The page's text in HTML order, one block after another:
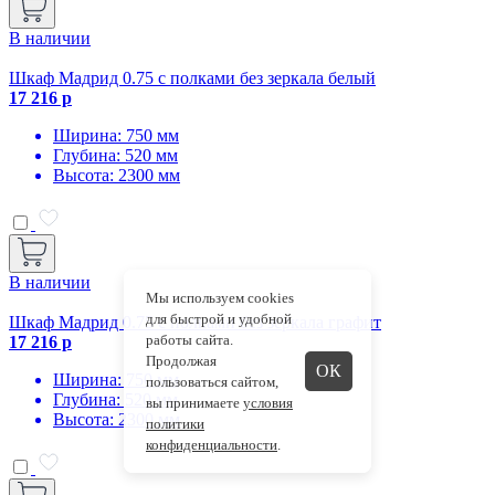
В наличии
Шкаф Мадрид 0.75 с полками без зеркала белый
17 216 р
Ширина: 750 мм
Глубина: 520 мм
Высота: 2300 мм
В наличии
Шкаф Мадрид 0.75 с полками без зеркала графит
17 216 р
Ширина: 750 мм
Глубина: 520 мм
Высота: 2300 мм
Мы используем cookies
для быстрой и удобной
работы сайта.
Продолжая
пользоваться сайтом,
вы принимаете условия
политики
конфиденциальности.
ОК